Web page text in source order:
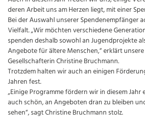
deren Arbeit uns am Herzen liegt, mit einer
Bei der Auswahl unserer Spendenempfänger
Vielfalt. „Wir möchten verschiedene
spenden deshalb sowohl an Jugendprojekte
Angebote für ältere Menschen,“ erklärt
Gesellschafterin Christine Bruchmann.
Trotzdem halten wir auch an einigen
Jahren fest.
„Einige Programme fördern wir in diesem Jahr
auch schön, an Angeboten dran zu bleiben
sehen“, sagt Christine Bruchmann stolz.